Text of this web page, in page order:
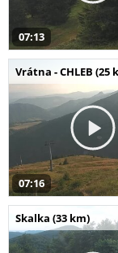
07:13
Vrátna - CHLEB (25
07:16
Skalka (33 km)